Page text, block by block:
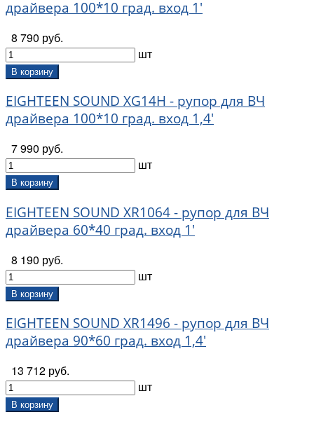
драйвера 100*10 град. вход 1'
8 790 руб.
шт
В корзину
EIGHTEEN SOUND XG14H - рупор для ВЧ
драйвера 100*10 град. вход 1,4'
7 990 руб.
шт
В корзину
EIGHTEEN SOUND XR1064 - рупор для ВЧ
драйвера 60*40 град. вход 1'
8 190 руб.
шт
В корзину
EIGHTEEN SOUND XR1496 - рупор для ВЧ
драйвера 90*60 град. вход 1,4'
13 712 руб.
шт
В корзину